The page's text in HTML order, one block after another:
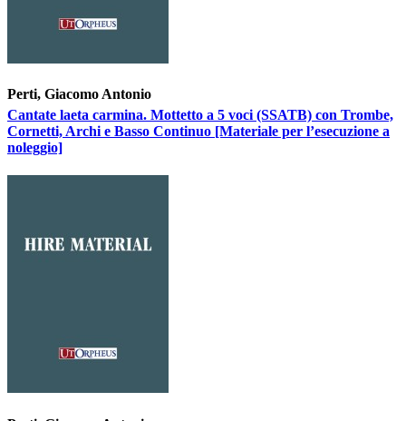
Perti, Giacomo Antonio
Cantate laeta carmina. Mottetto a 5 voci (SSATB) con Trombe,
Cornetti, Archi e Basso Continuo [Materiale per l’esecuzione a
noleggio]